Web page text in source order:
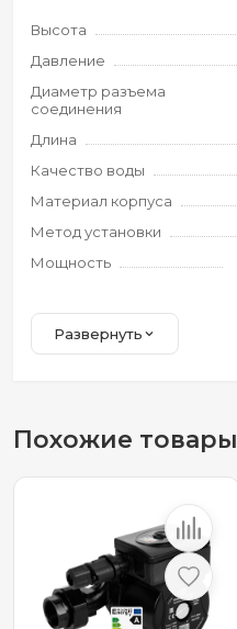
Высота
Давление
Диаметр разъема
соединения
Длина
Качество воды
Материал корпуса
Метод установки
Мощность
Развернуть
Похожие товары